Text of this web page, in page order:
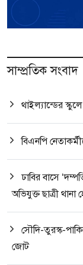
সাম্প্রতিক সংবাদ
থাইল্যান্ডের
বিএনপি
ঢাবির বাসে
অভিযুক্ত ছাত্রী থানা
সৌদি-তুরস্ক-
জোট